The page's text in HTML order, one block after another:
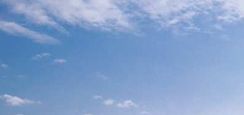
Tuotteen valokuvien muokkaus Korujen valokuvien muokkaus